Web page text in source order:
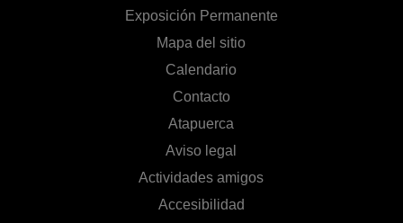
Exposición Permanente
Mapa del sitio
Calendario
Contacto
Atapuerca
Aviso legal
Actividades amigos
Accesibilidad